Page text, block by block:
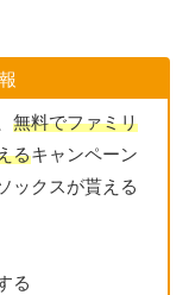
無料でファミリ
るキャンペーン
ックスが貰える
る